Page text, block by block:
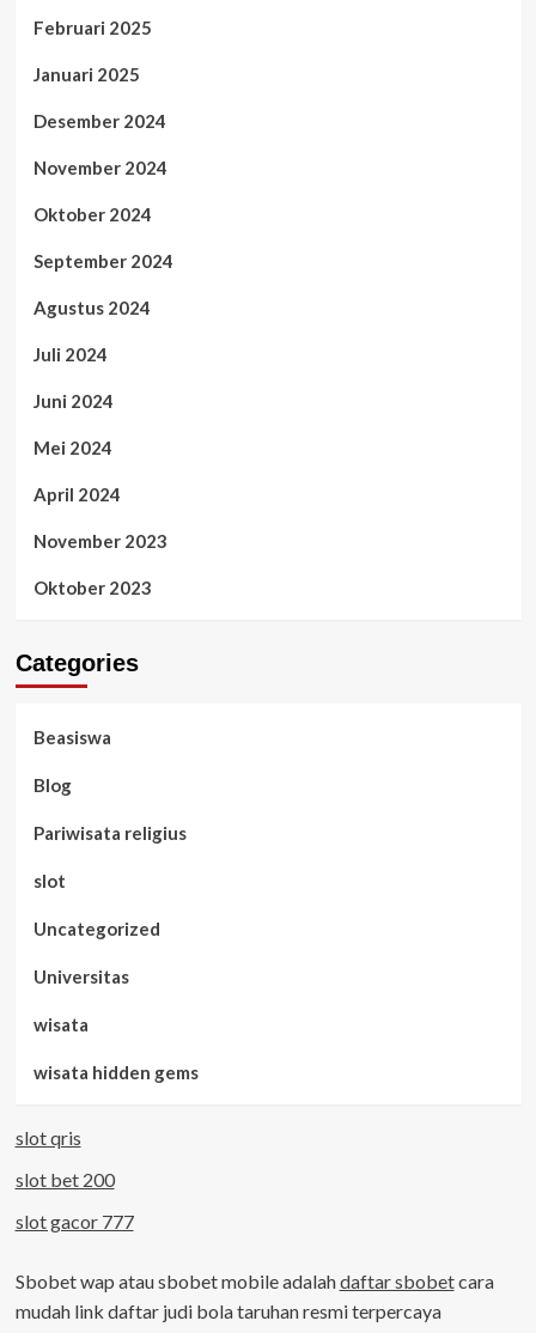
Februari 2025
Januari 2025
Desember 2024
November 2024
Oktober 2024
September 2024
Agustus 2024
Juli 2024
Juni 2024
Mei 2024
April 2024
November 2023
Oktober 2023
Categories
Beasiswa
Blog
Pariwisata religius
slot
Uncategorized
Universitas
wisata
wisata hidden gems
slot qris
slot bet 200
slot gacor 777
Sbobet wap atau sbobet mobile adalahdaftar sbobetcara
mudah link daftar judi bola taruhan resmi terpercaya